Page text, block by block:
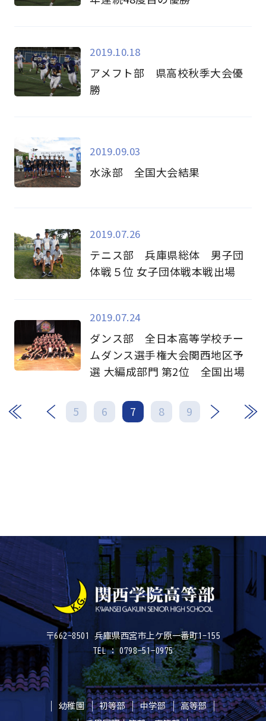
2019.10.18
アメフト部 県高校秋季大会優
勝
2019.09.03
水泳部 全国大会結果
2019.07.26
テニス部 兵庫県総体 男子団
体戦５位 女子団体戦本戦出場
2019.07.24
ダンス部 全日本高等学校チー
ムダンス選手権大会関西地区予
選 大編成部門 第2位 全国出場
5 6 7 8 9
次 最後
〒662-8501 兵庫県西宮市上ケ原一番町1-155
TEL : 0798-51-0975
幼稚園 初等部 中学部
高等部